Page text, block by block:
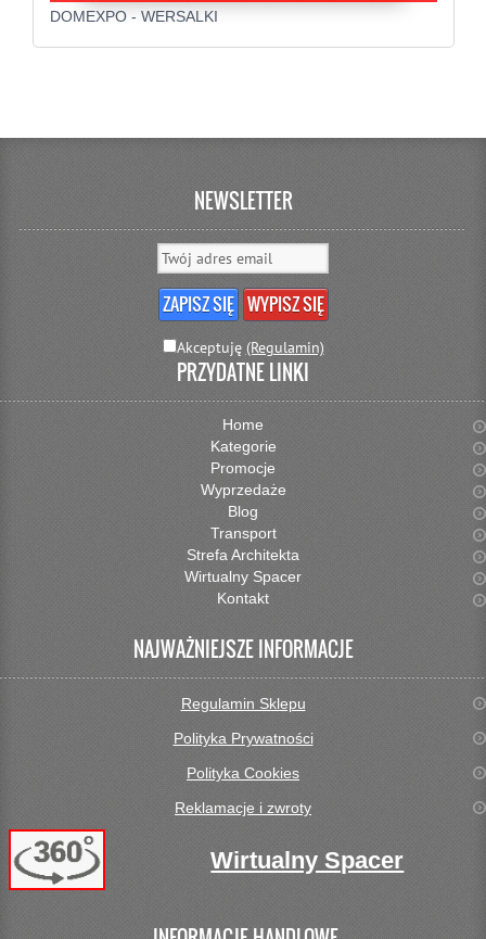
DOMEXPO - WERSALKI
NEWSLETTER
Akceptuję (Regulamin)
PRZYDATNE LINKI
Home
Kategorie
Promocje
Wyprzedaże
Blog
Transport
Strefa Architekta
Wirtualny Spacer
Kontakt
NAJWAŻNIEJSZE INFORMACJE
Regulamin Sklepu
Polityka Prywatności
Polityka Cookies
Reklamacje i zwroty
Wirtualny Spacer